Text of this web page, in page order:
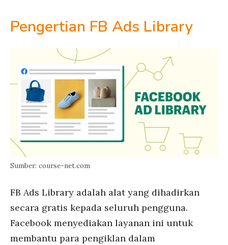
Pengertian FB Ads Library
Sumber: course-net.com
FB Ads Library adalah alat yang dihadirkan
secara gratis kepada seluruh pengguna.
Facebook menyediakan layanan ini untuk
membantu para pengiklan dalam